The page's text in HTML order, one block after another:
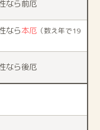
なら前厄
なら本厄（数え年で19
なら後厄